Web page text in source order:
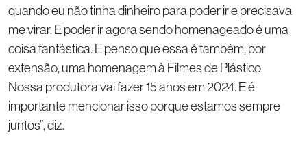
quando eu não tinha dinheiro para poder ir e precisava
me virar. E poder ir agora sendo homenageado é uma
coisa fantástica. E penso que essa é também, por
extensão, uma homenagem à Filmes de Plástico.
Nossa produtora vai fazer 15 anos em 2024. E é
importante mencionar isso porque estamos sempre
juntos”, diz.